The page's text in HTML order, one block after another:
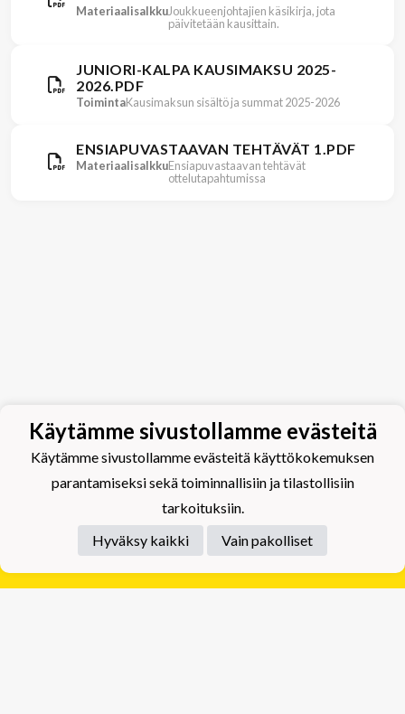
MateriaalisalkkuJoukkueenjohtajien käsikirja, jota
päivitetään kausittain.
JUNIORI-KALPA KAUSIMAKSU 2025-
2026.PDF
ToimintaKausimaksun sisältö ja summat 2025-2026
ENSIAPUVASTAAVAN TEHTÄVÄT 1.PDF
MateriaalisalkkuEnsiapuvastaavan tehtävät
ottelutapahtumissa
Tietosuojaseloste
Käytämme sivustollamme evästeitä
Käytämme sivustollamme evästeitä käyttökokemuksen
parantamiseksi sekä toiminnallisiin ja tilastollisiin
tarkoituksiin.
Hyväksy kaikki
Vain pakolliset